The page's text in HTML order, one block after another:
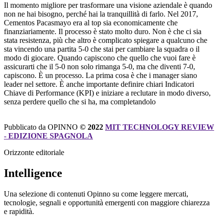
Il momento migliore per trasformare una visione aziendale è quando
non ne hai bisogno, perché hai la tranquillità di farlo. Nel 2017,
Cementos Pacasmayo era al top sia economicamente che
finanziariamente. Il processo è stato molto duro. Non è che ci sia
stata resistenza, più che altro è complicato spiegare a qualcuno che
sta vincendo una partita 5-0 che stai per cambiare la squadra o il
modo di giocare. Quando capiscono che quello che vuoi fare è
assicurarti che il 5-0 non solo rimanga 5-0, ma che diventi 7-0,
capiscono. È un processo. La prima cosa è che i manager siano
leader nel settore. È anche importante definire chiari Indicatori
Chiave di Performance (KPI) e iniziare a reclutare in modo diverso,
senza perdere quello che si ha, ma completandolo
Pubblicato da OPINNO © 2022 MIT TECHNOLOGY REVIEW
- EDIZIONE SPAGNOLA
Orizzonte editoriale
Intelligence
Una selezione di contenuti Opinno su come leggere mercati,
tecnologie, segnali e opportunità emergenti con maggiore chiarezza
e rapidità.